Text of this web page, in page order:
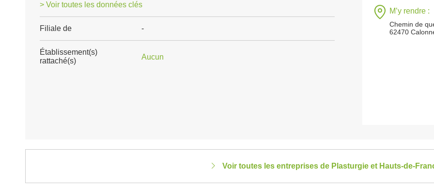
> Voir toutes les données clés
Filiale de -
Établissement(s)
rattaché(s)
Aucun
M’y rendre :
Chemin de
62470
Voir toutes les entreprises de Plasturgie et Hauts-de-